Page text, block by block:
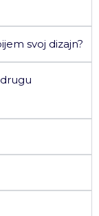
svoj dizajn?